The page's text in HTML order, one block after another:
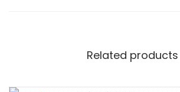
Related products